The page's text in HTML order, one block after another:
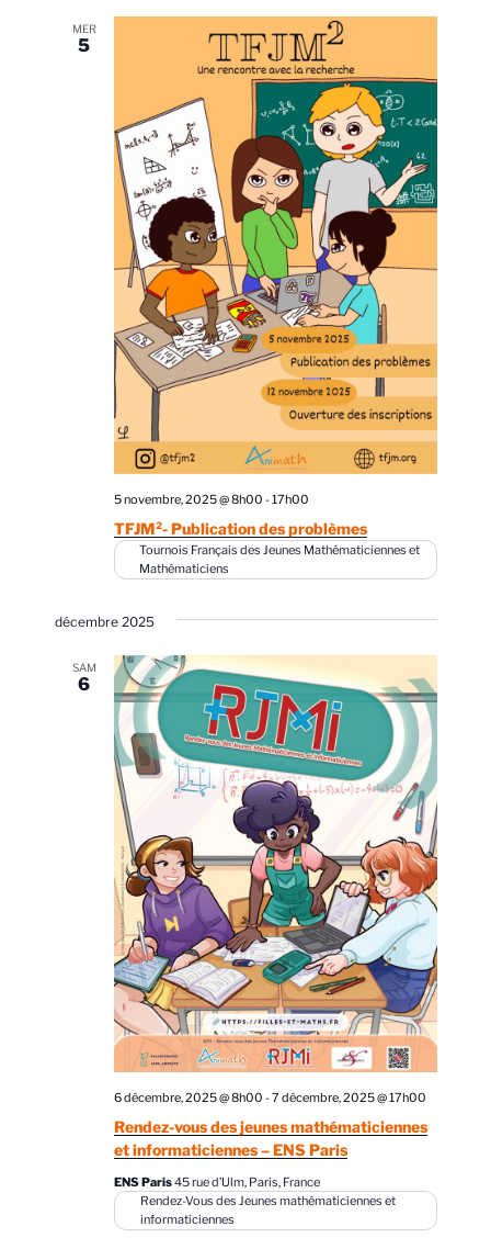
MER
5
TFJM²- Publication des problèmes
5 novembre, 2025 @ 8h00 -17h00
Tournois Français des Jeunes Mathématiciennes et
Mathématiciens
décembre 2025
SAM
6
Rendez-vous des jeunes mathématiciennes
et informaticiennes – ENS Paris
6 décembre, 2025 @ 8h00 -7 décembre, 2025 @ 17h00
ENS Paris45 rue d’Ulm, Paris, France
Rendez-Vous des Jeunes mathématiciennes et
informaticiennes